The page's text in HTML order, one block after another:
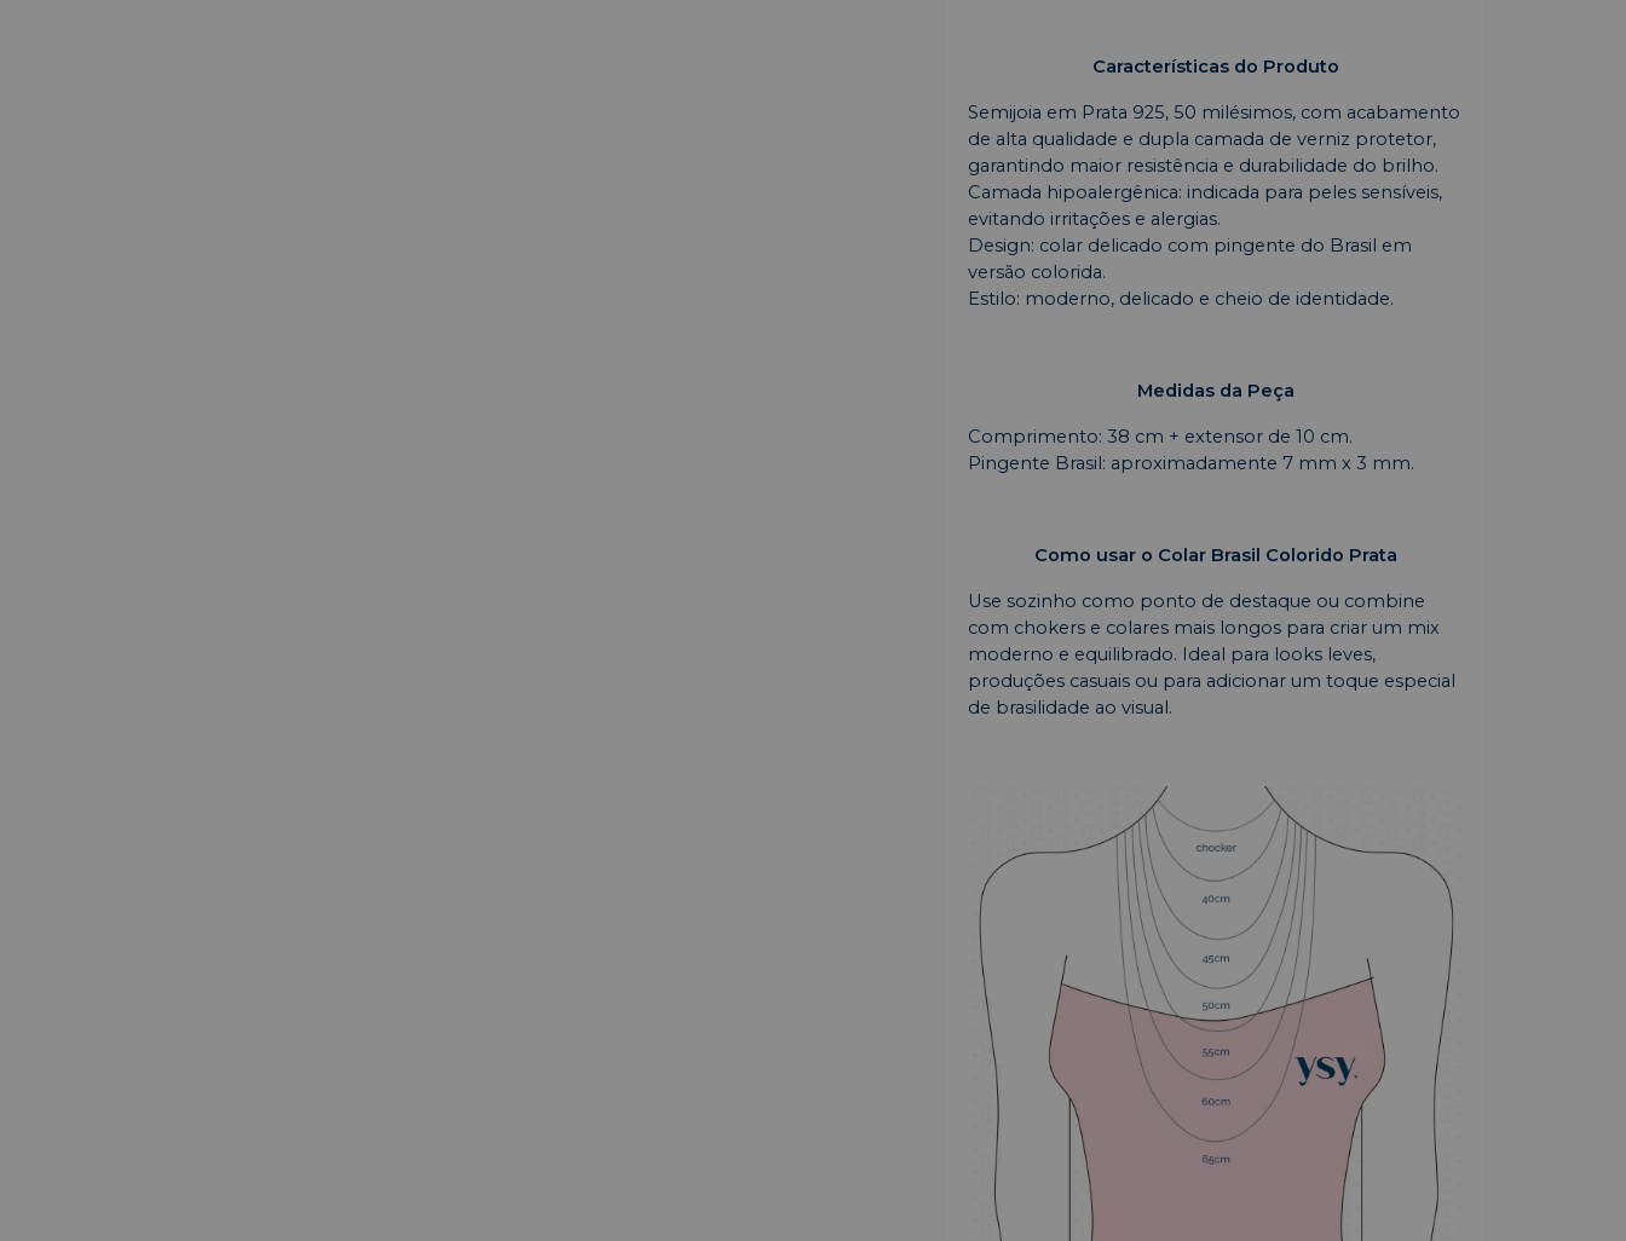
Características do Produto
Semijoia em Prata 925, 50 milésimos, com acabamento
de alta qualidade e dupla camada de verniz protetor,
garantindo maior resistência e durabilidade do brilho.
Camada hipoalergênica: indicada para peles sensíveis,
evitando irritações e alergias.
Design: colar delicado com pingente do Brasil em
versão colorida.
Estilo: moderno, delicado e cheio de identidade.
Medidas da Peça
Comprimento: 38 cm + extensor de 10 cm.
Pingente Brasil: aproximadamente 7 mm x 3 mm.
Como usar o Colar Brasil Colorido Prata
Use sozinho como ponto de destaque ou combine
com chokers e colares mais longos para criar um mix
moderno e equilibrado. Ideal para looks leves,
produções casuais ou para adicionar um toque especial
de brasilidade ao visual.